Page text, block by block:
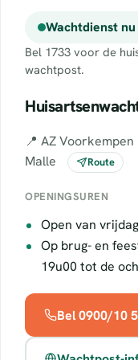
Wachtdienst
Bel 1733 voor de
wachtpost.
📍 AZ
Malle
Route
OPENINGSUREN
Open van
Op brug- en
19u00 tot de
Bel 0900/10